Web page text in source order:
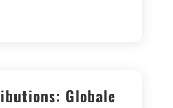
Globale